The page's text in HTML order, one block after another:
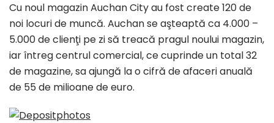
Cu noul magazin Auchan City au fost create 120 de
noi locuri de muncă. Auchan se aşteaptă ca 4.000 –
5.000 de clienţi pe zi să treacă pragul noului magazin,
iar întreg centrul comercial, ce cuprinde un total 32
de magazine, sa ajungă la o cifră de afaceri anuală
de 55 de milioane de euro.